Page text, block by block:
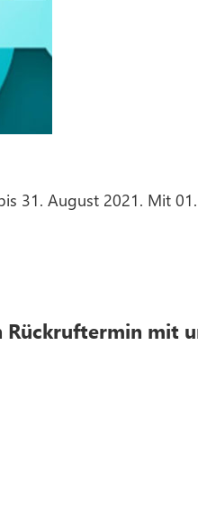
31. August 2021. Mit
Rückruftermin mit